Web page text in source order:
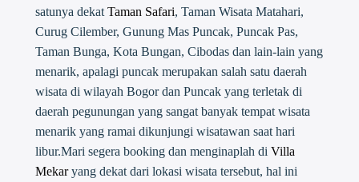
satunya dekat Taman Safari, Taman Wisata Matahari,
Curug Cilember, Gunung Mas Puncak, Puncak Pas,
Taman Bunga, Kota Bungan, Cibodas dan lain-lain yang
menarik, apalagi puncak merupakan salah satu daerah
wisata di wilayah Bogor dan Puncak yang terletak di
daerah pegunungan yang sangat banyak tempat wisata
menarik yang ramai dikunjungi wisatawan saat hari
libur.Mari segera booking dan menginaplah di Villa
Mekaryang dekat dari lokasi wisata tersebut, hal ini